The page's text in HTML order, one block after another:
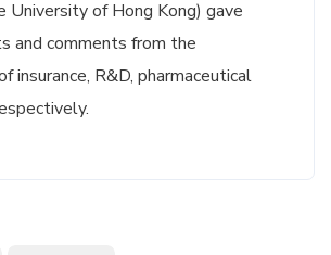
University of Hong Kong) gave
and comments from the
insurance, R&D, pharmaceutical